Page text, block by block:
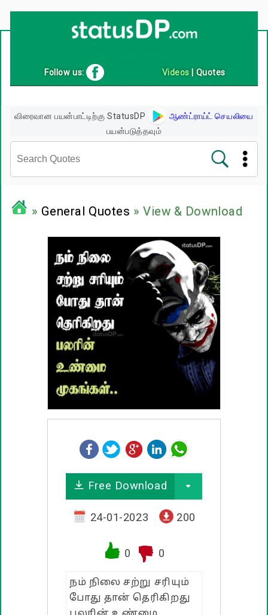
Follow us: Videos Quotes
விரைவான பயன்பாட்டிற்கு StatusDP
ஆண்ட்ராய்ட் செயலியை
பயன்படுத்தவும்
பழமொழிகள்
ஊக்கம் / உத்வேக பொன்மொழிகள்
காதல் பொன்மொழிகள்
மகிழ்ச்சி பொன்மொழிகள்
பொதுவான பொன்மொழிகள்
கடவுள் பொன்மொழிகள்
பண்டிகை வாழ்த்துக்கள்
» General Quotes » View & Download
Free Download
24-01-2023 200
0 0
நம் நிலை சற்று சரியும்
போது தான் தெரிகிறது